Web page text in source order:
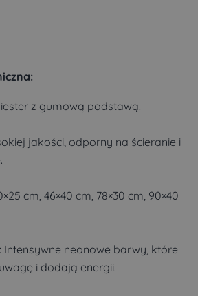
:
z gumową podstawą.
jakości, odporny na ścieranie i
cm, 46×40 cm, 78×30 cm, 90×40
: Intensywne neonowe barwy, które
i dodają energii.